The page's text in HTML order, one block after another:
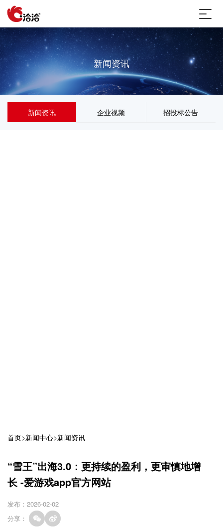
新闻资讯
新闻资讯 企业视频 招投标公告
首页>新闻中心>新闻资讯
“雪王”出海3.0：更持续的盈利，更审慎地增
长 -爱游戏app官方网站
发布：2026-02-02
分享：